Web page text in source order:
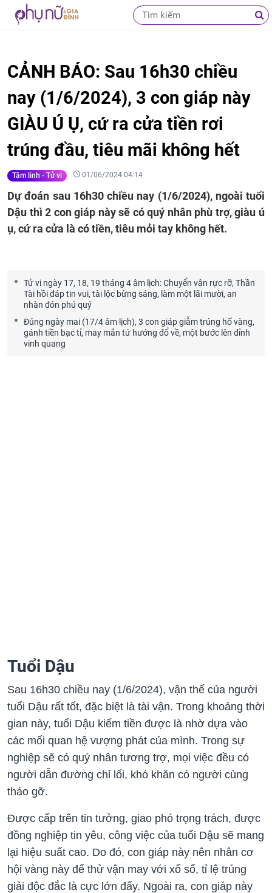
CẢNH BÁO: Sau 16h30 chiều
nay (1/6/2024), 3 con giáp này
GIÀU Ú Ụ, cứ ra cửa tiền rơi
trúng đầu, tiêu mãi không hết
Tâm linh - Tử vi 01/06/2024 04:14
Dự đoán sau 16h30 chiều nay (1/6/2024), ngoài tuổi
Dậu thì 2 con giáp này sẽ có quý nhân phù trợ, giàu ú
ụ, cứ ra cửa là có tiền, tiêu mỏi tay không hết.
Tử vi ngày 17, 18, 19 tháng 4 âm lịch: Chuyển vận rực rỡ, Thần
Tài hồi đáp tin vui, tài lộc bừng sáng, làm một lãi mười, an
nhàn đón phú quý
Đúng ngày mai (17/4 âm lịch), 3 con giáp giẫm trúng hố vàng,
gánh tiền bạc tỉ, may mắn tứ hướng đổ về, một bước lên đỉnh
vinh quang
Tuổi Dậu
Sau 16h30 chiều nay (1/6/2024), vận thế của người
tuổi Dậu rất tốt, đặc biệt là tài vận. Trong khoảng thời
gian này, tuổi Dậu kiếm tiền được là nhờ dựa vào
các mối quan hệ vượng phát của mình. Trong sự
nghiệp sẽ có quý nhân tương trợ, mọi việc đều có
người dẫn đường chỉ lối, khó khăn có người cùng
tháo gỡ.
Được cấp trên tin tưởng, giao phó trọng trách, được
đồng nghiệp tin yêu, công việc của tuổi Dậu sẽ mang
lại hiệu suất cao. Do đó, con giáp này nên nhân cơ
hội vàng này để thử vận may với xổ sổ, tỉ lệ trúng
giải độc đắc là cực lớn đấy. Ngoài ra, con giáp này